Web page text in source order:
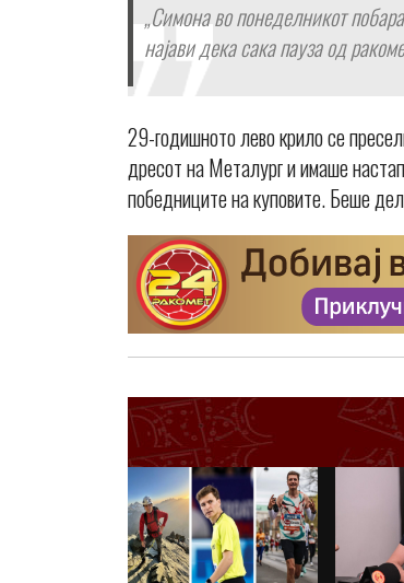
„Симона во понеделникот
најави дека сака пауза од
29-годишното лево крило се
дресот на Металург и имаше
победниците на куповите. Беше